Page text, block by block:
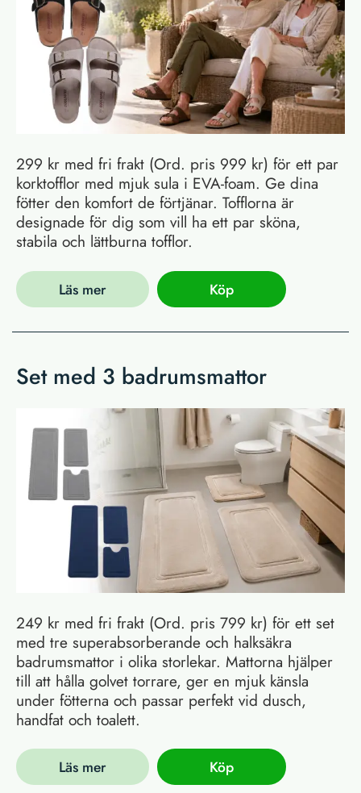
299 kr med fri frakt (Ord. pris 999 kr) för ett par
korktofflor med mjuk sula i EVA-foam. Ge dina
fötter den komfort de förtjänar. Tofflorna är
designade för dig som vill ha ett par sköna,
stabila och lättburna tofflor.
Läs mer Köp
Set med 3 badrumsmattor
249 kr med fri frakt (Ord. pris 799 kr) för ett set
med tre superabsorberande och halksäkra
badrumsmattor i olika storlekar. Mattorna hjälper
till att hålla golvet torrare, ger en mjuk känsla
under fötterna och passar perfekt vid dusch,
handfat och toalett.
Läs mer Köp